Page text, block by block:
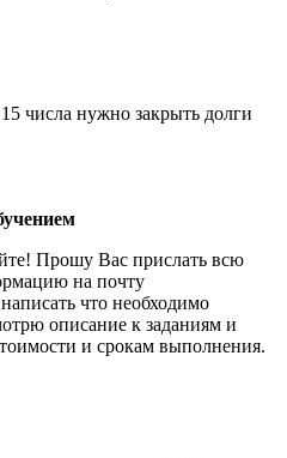
числа нужно закрыть долги
Прошу Вас прислать всю
на почту
что необходимо
описание к заданиям и
и срокам выполнения.